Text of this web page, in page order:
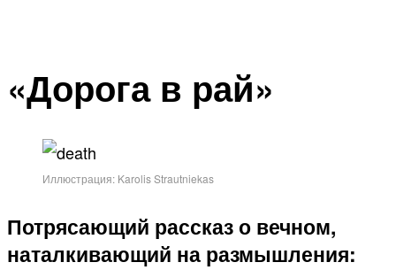
«Дорога в рай»
Иллюстрация: Karolis Strautniekas
Потрясающий рассказ о вечном,
наталкивающий на размышления: